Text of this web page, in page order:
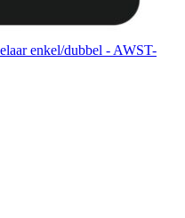
enkel/dubbel - AWST-